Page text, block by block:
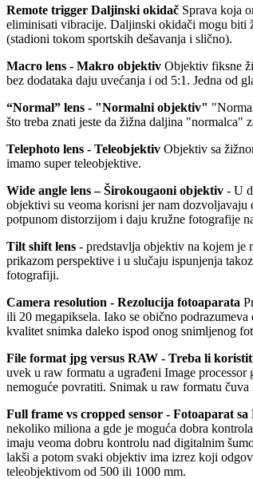
Remote trigger Daljinski okidač Sprava koja
eliminisati vibracije. Daljinski okidači mogu biti
(stadioni tokom sportskih dešavanja i slično).
Macro lens - Makro objektiv Objektiv fiksne
bez dodataka daju uvećanja i od 5:1. Jedna od
“Normal” lens - "Normalni objektiv"
što treba znati jeste da žižna daljina
Telephoto lens - Teleobjektiv Objektiv sa
imamo super teleobjektive.
Wide angle lens – Širokougaoni objektiv - U
objektivi su veoma korisni jer nam
potpunom distorzijom i daju kružne fotografije
Tilt shift lens - predstavlja objektiv na kojem je
prikazom perspektive i u slučaju ispunjenja
fotografiji.
Camera resolution - Rezolucija fotoaparata
ili 20 megapiksela. Iako se obično
kvalitet snimka daleko ispod onog snimljenog
File format jpg versus RAW - Treba li
uvek u raw formatu a ugrađeni Image
nemoguće povratiti. Snimak u raw formatu
Full frame vs cropped sensor - Fotoaparat
nekoliko miliona a gde je moguća dobra
imaju veoma dobru kontrolu nad digitalnim
lakši a potom svaki objektiv ima izrez koji
teleobjektivom od 500 ili 1000 mm.